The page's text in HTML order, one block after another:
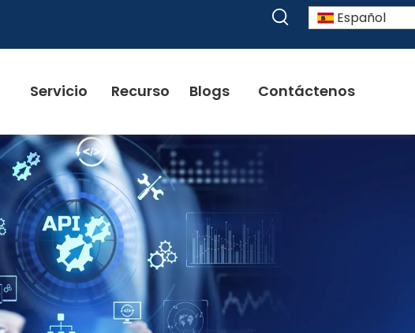
Español
Servicio Recurso Blogs Contáctenos